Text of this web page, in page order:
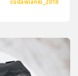
cudawianki_2018